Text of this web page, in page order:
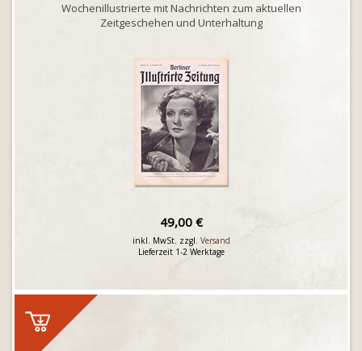
Wochenillustrierte mit Nachrichten zum aktuellen
Zeitgeschehen und Unterhaltung
49,00 €
inkl. MwSt. zzgl. Versand
Lieferzeit 1-2 Werktage